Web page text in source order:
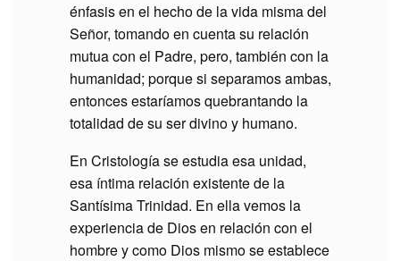
énfasis en el hecho de la vida misma del
Señor, tomando en cuenta su relación
mutua con el Padre, pero, también con la
humanidad; porque si separamos ambas,
entonces estaríamos quebrantando la
totalidad de su ser divino y humano.
En Cristología se estudia esa unidad,
esa íntima relación existente de la
Santísima Trinidad. En ella vemos la
experiencia de Dios en relación con el
hombre y como Dios mismo se establece